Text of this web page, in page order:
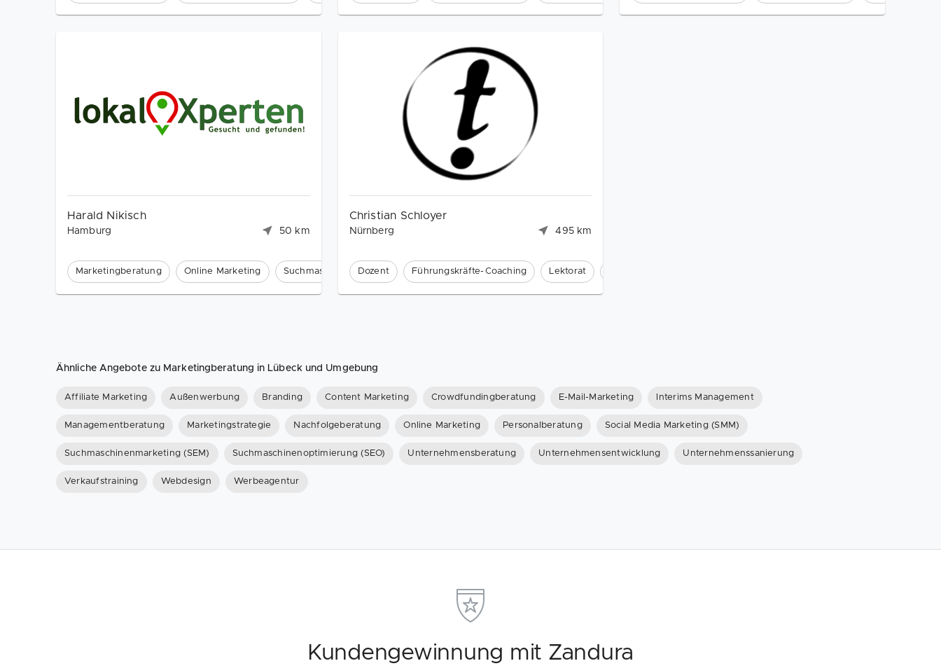
Harald Nikisch
Hamburg 50 km
Marketingberatung Online Marketing Suchmaschinenmarketing (SEM)
Christian Schloyer
Nürnberg 495 km
Dozent Führungskräfte-Coaching Lektorat
Ähnliche Angebote zu Marketingberatung in Lübeck und Umgebung
Affiliate Marketing Außenwerbung Branding Content Marketing Crowdfundingberatung E-Mail-Marketing Interims Management
Managementberatung Marketingstrategie Nachfolgeberatung Online Marketing Personalberatung Social Media Marketing (SMM)
Suchmaschinenmarketing (SEM) Suchmaschinenoptimierung (SEO) Unternehmensberatung Unternehmensentwicklung Unternehmenssanierung
Verkaufstraining Webdesign Werbeagentur
Kundengewinnung mit Zandura